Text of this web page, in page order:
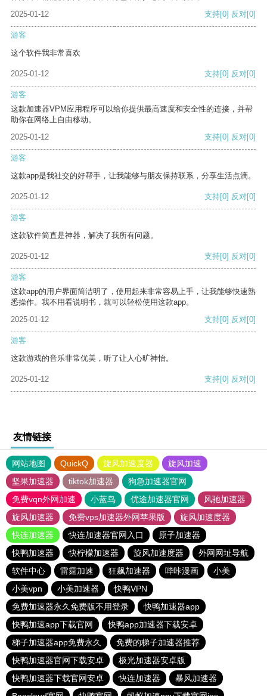
2025-01-12
支持[0] 反对[0]
游客
这个软件我非常喜欢
2025-01-12 支持[0] 反对[0]
游客
这款加速器VPM应用程序可以给你提供最高速度和安全性的连接，并帮
助你在网络上自由移动。
2025-01-12
支持[0] 反对[0]
游客
这款app是我社交的好帮手，让我能够与朋友保持联系，分享生活点滴。
2025-01-12 支持[0] 反对[0]
游客
这款软件简直是神器，解决了我所有问题。
2025-01-12 支持[0] 反对[0]
游客
这款app的用户界面简洁明了，使用起来非常容易上手，让我能够快速熟
悉操作。我不用看说明书，就可以轻松使用这款app。
2025-01-12
支持[0] 反对[0]
游客
这款游戏的音乐非常优美，听了让人心旷神怡。
2025-01-12 支持[0] 反对[0]
友情链接
网站地图 QuickQ 旋风加速度器
旋风加速
坚果加速器
tiktok加速器
狗急加速器官网
免费vqn外网加速
小蓝鸟 优途加速器官网
风驰加速器
旋风加速器
免费vps加速器外网苹果版
旋风加速度器
快连加速器
快连加速器官网入口
原子加速器
快鸭加速器
快柠檬加速器 旋风加速度器
外网网址导航
软件中心
雷霆加速 狂飙加速器 哔咔漫画
小美
小美vpn
小美加速器
快鸭VPN
免费加速器永久免费版不用登录
快鸭加速器app
快鸭加速app下载官网
快鸭app加速器下载安卓
梯子加速器app免费永久
免费的梯子加速器推荐
快鸭加速器官网下载安卓
极光加速器安卓版
快鸭加速器下载官网安卓
快连加速器
暴风加速器